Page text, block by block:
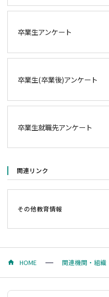
卒業生アンケート
卒業生(卒業後)アンケート
卒業生就職先アンケート
関連リンク
その他教育情報
HOME 関連機関・組織